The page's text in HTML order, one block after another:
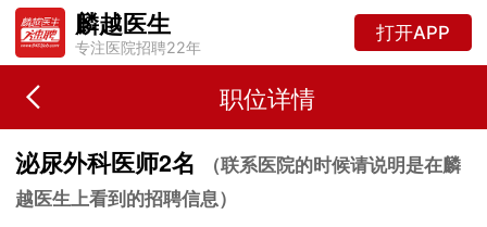
麟越医生
专注医院招聘22年
打开APP
职位详情
泌尿外科医师2名
（联系医院的时候请说明是在麟
越医生上看到的招聘信息）